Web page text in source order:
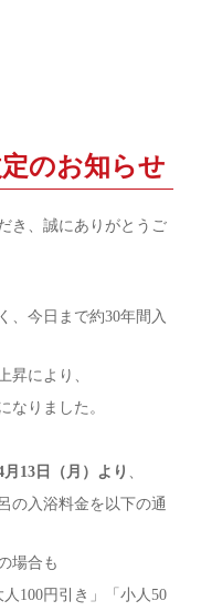
のお知らせ
き、誠にありがとうご
、今日まで約30年間入
昇により、
なりました。
月13日（月）より
の入浴料金を以下の通
場合も
人100円引き」「小人50